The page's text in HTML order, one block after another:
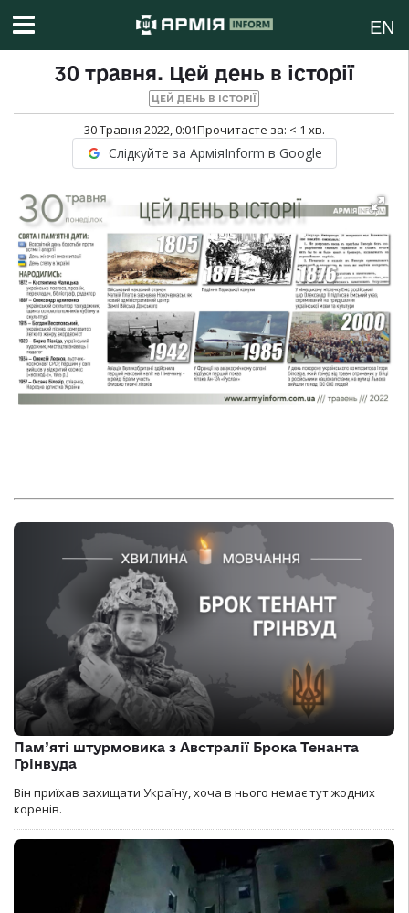
EN
30 травня. Цей день в історії
ЦЕЙ ДЕНЬ В ІСТОРІЇ
30 Травня 2022, 0:01Прочитаєте за: < 1 хв.
Слідкуйте за АрміяInform в Google
Пам’яті штурмовика з Австралії Брока Тенанта
Грінвуда
Він приїхав захищати Україну, хоча в нього немає тут жодних
коренів.